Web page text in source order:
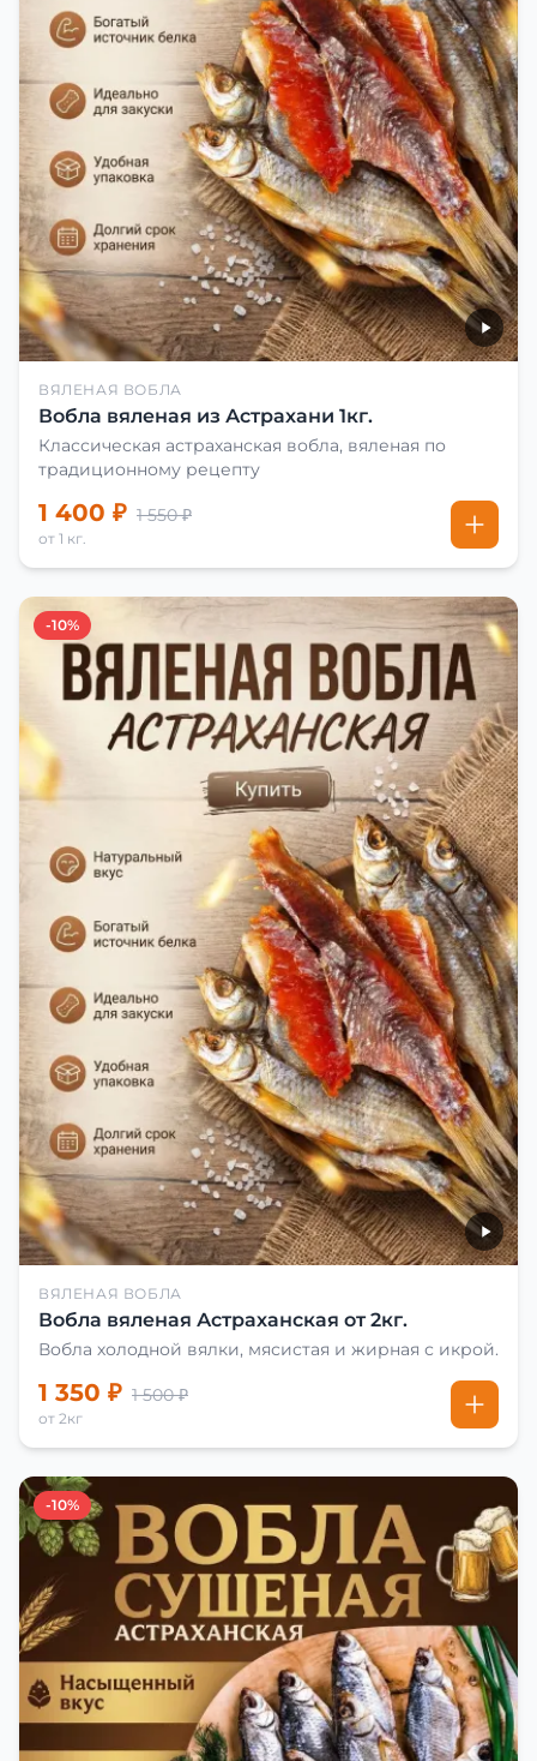
ВЯЛЕНАЯ ВОБЛА
Вобла вяленая из Астрахани 1кг.
Классическая астраханская вобла, вяленая по
традиционному рецепту
1 400 ₽ 1 550 ₽
от 1 кг.
-10%
ВЯЛЕНАЯ ВОБЛА
Вобла вяленая Астраханская от 2кг.
Вобла холодной вялки, мясистая и жирная с икрой.
1 350 ₽ 1 500 ₽
от 2кг
-10%